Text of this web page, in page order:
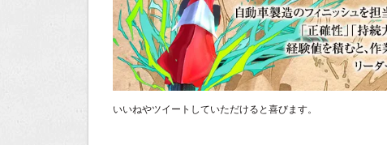
いいねやツイートしていただけると喜びます。